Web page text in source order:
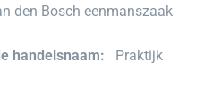
den Bosch eenmanszaak
handelsnaam: Praktijk